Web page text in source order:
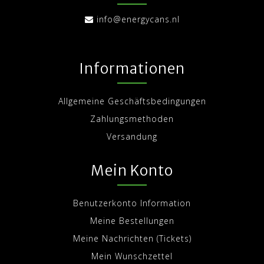
info@energycans.nl
Informationen
Allgemeine Geschäftsbedingungen
Zahlungsmethoden
Versandung
Mein Konto
Benutzerkonto Information
Meine Bestellungen
Meine Nachrichten (Tickets)
Mein Wunschzettel